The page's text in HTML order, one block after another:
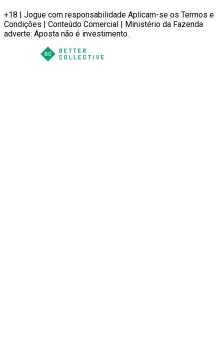
+18 | Jogue com responsabilidade Aplicam-se os Termos e
Condições | Conteúdo Comercial | Ministério da Fazenda
adverte: Aposta não é investimento.